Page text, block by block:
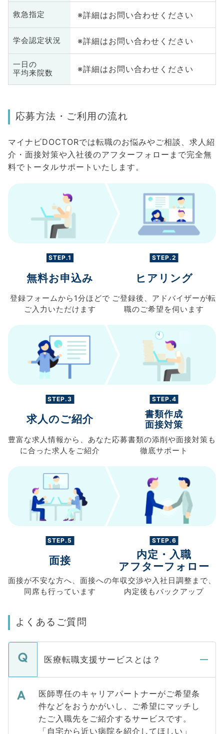
救急指定 ※詳細はお問い合わせください
学会認定状況 ※詳細はお問い合わせください
一日の
平均来院数
※詳細はお問い合わせください
応募方法・ご利用の流れ
マイナビDOCTORでは転職のお悩みやご相談、求人紹
介・面接対策や入社後のアフターフォローまで完全無
料でトータルサポートいたします。
STEP.1
無料お申込み
登録フォームから 1分ほどで
ご入力 いただけます
STEP.2
ヒアリング
ご登録後、 アドバイザーが転
職のご希望を伺います
STEP.3
求人のご紹介
豊富な求人情報から、 あなた
に合った求人を ご紹介
STEP.4
書類作成
面接対策
応募書類の添削や面接対策も
徹底サポート
STEP.5
面接
面接が不安な方へ、 面接への
同席も行っています
STEP.6
内定・入職
アフターフォロー
年収交渉や入社日調整まで、
内定後もバックアップ
よくあるご質問
医療転職支援サービスとは？
医師専任のキャリアパートナーがご希望条
件などをおうかがいし、ご希望にマッチし
たご入職先をご紹介するサービスです。
「自宅から近い病院を紹介してほしい」